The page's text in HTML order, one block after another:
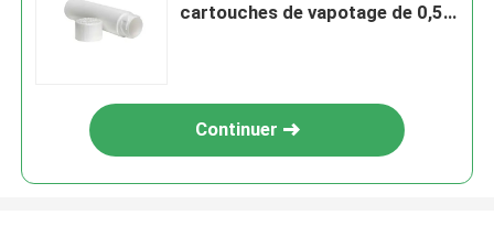
cartouches de vapotage de 0,5
Continuer